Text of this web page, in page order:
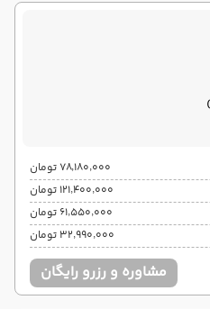
۷۸٬۱۸۰٬۰۰۰ تومان
۱۲۱٬۴۰۰٬۰۰۰ تومان
۶۱٬۵۵۰٬۰۰۰ تومان
۳۲٬۹۹۰٬۰۰۰ تومان
مشاوره و رزرو رایگان